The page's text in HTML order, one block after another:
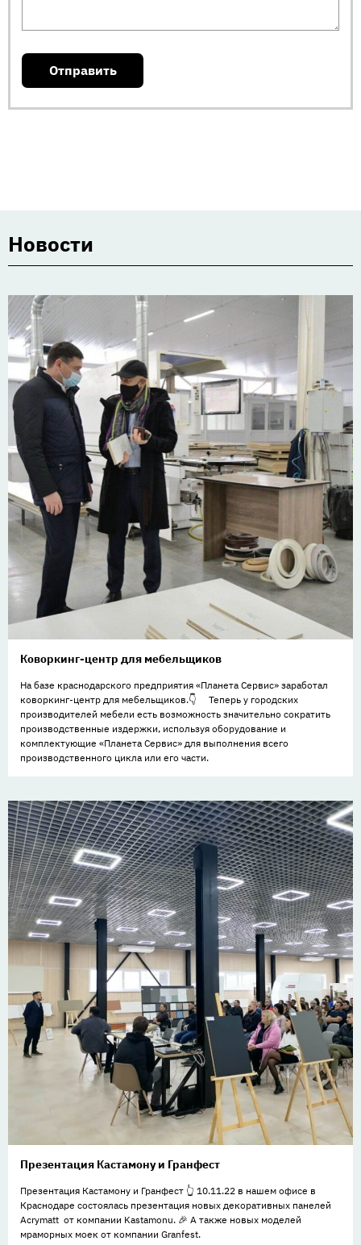
Новости
Коворкинг-центр для мебельщиков
На базе краснодарского предприятия «Планета Сервис» заработал
коворкинг-центр для мебельщиков.👇 ⠀ Теперь у городских
производителей мебели есть возможность значительно сократить
производственные издержки, используя оборудование и
комплектующие «Планета Сервис» для выполнения всего
производственного цикла или его части.
Презентация Кастамону и Гранфест
Презентация Кастамону и Гранфест 👆 10.11.22 в нашем офисе в
Краснодаре состоялась презентация новых декоративных панелей
Acrymatt от компании Kastamonu. 🎉 А также новых моделей
мраморных моек от компании Granfest.